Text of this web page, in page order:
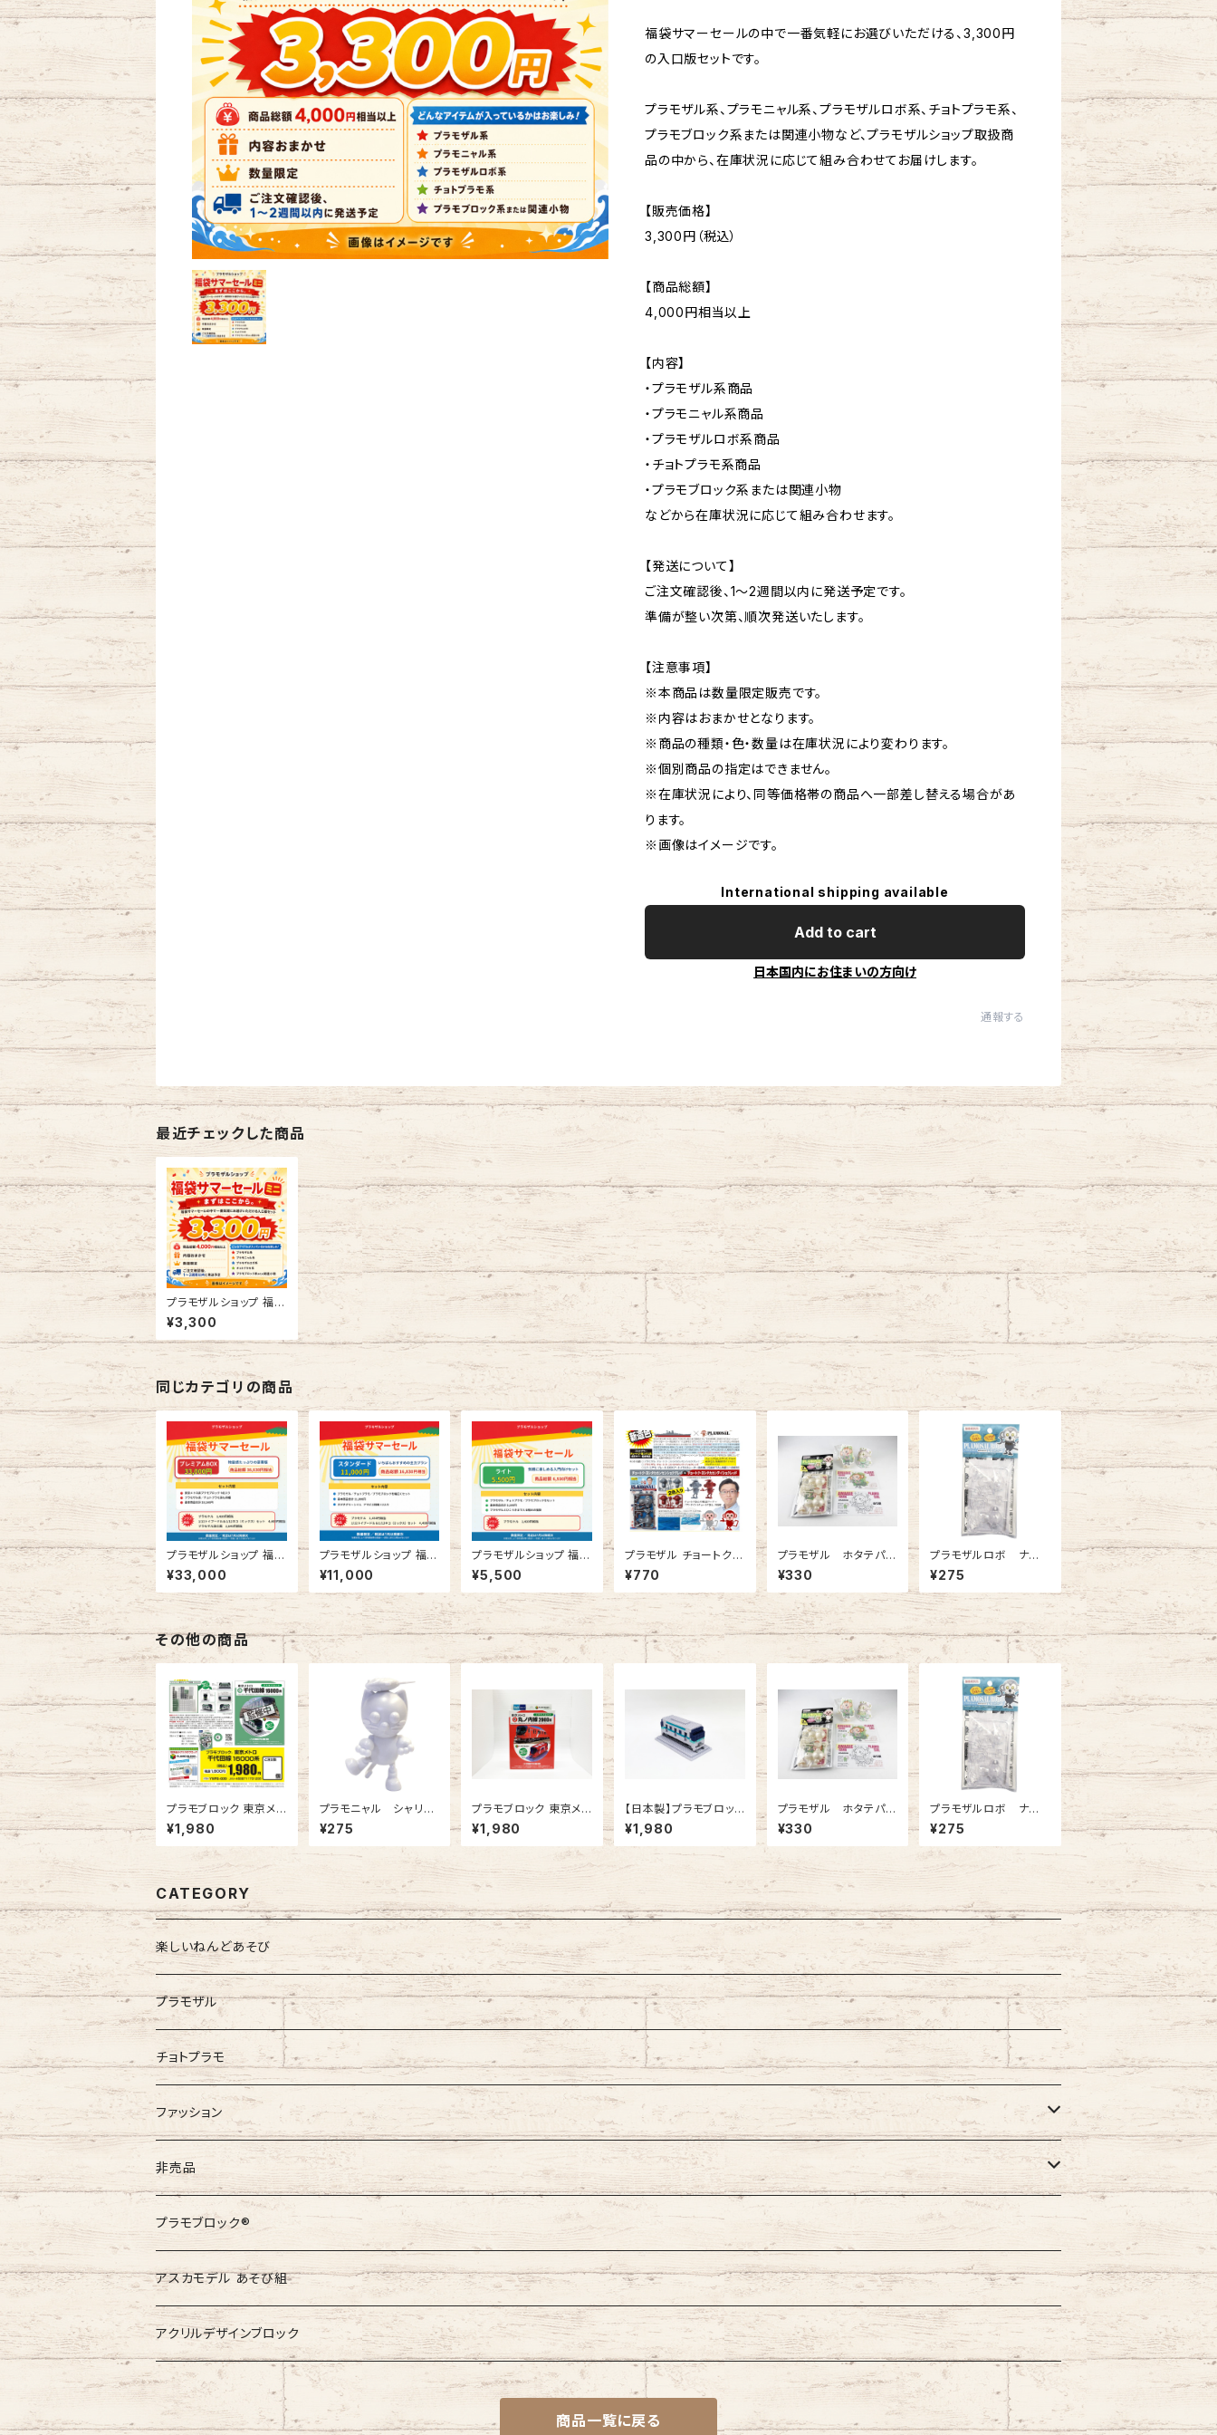
福袋サマーセールの中で一番気軽にお選びいただける、3,300円
の入口版セットです。
プラモザル系、プラモニャル系、プラモザルロボ系、チョトプラモ系、
プラモブロック系または関連小物など、プラモザルショップ取扱商
品の中から、在庫状況に応じて組み合わせてお届けします。
【販売価格】
3,300円（税込）
【商品総額】
4,000円相当以上
【内容】
・プラモザル系商品
・プラモニャル系商品
・プラモザルロボ系商品
・チョトプラモ系商品
・プラモブロック系または関連小物
などから在庫状況に応じて組み合わせます。
【発送について】
ご注文確認後、1〜2週間以内に発送予定です。
準備が整い次第、順次発送いたします。
【注意事項】
※本商品は数量限定販売です。
※内容はおまかせとなります。
※商品の種類・色・数量は在庫状況により変わります。
※個別商品の指定はできません。
※在庫状況により、同等価格帯の商品へ一部差し替える場合があ
ります。
※画像はイメージです。
International shipping available
Add to cart
日本国内にお住まいの方向け
通報する
最近チェックした商品
プラモザルショップ 福袋
サマーセール ミニ
¥3,300
同じカテゴリの商品
プラモザルショップ 福袋
サマーセール プレミア
ムBOX
¥33,000
プラモザルショップ 福袋
サマーセール スタンダ
ード
¥11,000
プラモザルショップ 福袋
サマーセール ライト
¥5,500
プラモザル チョートク・
ヨシタカコラボスペシャ
ルG
¥770
プラモザル ホタテパー
ルII アマビエ様風
¥330
プラモザルロボ ナマ
シラスクリアー
¥275
その他の商品
プラモブロック 東京メト
ロ 千代田線 16000系
¥1,980
プラモニャル シャリホ
ワイト 1体入
¥275
プラモブロック 東京メト
ロ 丸ノ内線 2000系
¥1,980
【日本製】プラモブロック
東京メトロ 南北線 900
0系
¥1,980
プラモザル ホタテパー
ルII アマビエ様風
¥330
プラモザルロボ ナマ
シラスクリアー
¥275
CATEGORY
楽しいねんどあそび
プラモザル
チョトプラモ
ファッション
GAIJIN MADE
非売品
非売品
非売品
プラモブロック®︎
アスカモデル あそび組
アクリルデザインブロック
商品一覧に戻る